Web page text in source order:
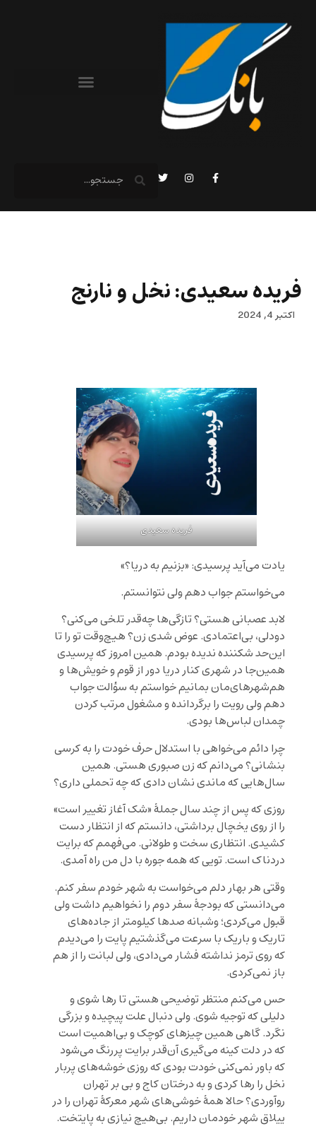
فریده سعیدی: نخل‌ و نارنج
اکتبر 4, 2024
فریده سعیدی
یادت می‌آید پرسیدی: «بزنیم به دریا؟»
می‌خواستم جواب دهم ولی نتوانستم.
لابد عصبانی هستی؟ تازگی‌ها چه‌قدر تلخی می‌کنی؟
دودلی، بی‌اعتمادی. عوض شدی زن؟ هیچ‌وقت تو را تا
این‌حد شکننده ندیده بودم. همین امروز که پرسیدی
همین‌جا در شهری کنار دریا دور از قوم و خویش‌ها و
هم‌شهرهای‌مان بمانیم خواستم به سؤالت جواب
دهم ولی رویت را برگردانده و مشغول مرتب کردن
چمدان لباس‌ها بودی.
چرا دائم می‌خواهی با استدلال حرف خودت را به کرسی
بنشانی؟ می‌دانم که زن صبوری هستی. همین
سال‌هایی که ماندی نشان دادی که چه تحملی داری؟
روزی که پس از چند سال جملۀ «شک آغاز تغییر است»
را از روی یخچال برداشتی، دانستم که از انتظار دست
کشیدی. انتظاری سخت و طولانی. می‌فهمم که برایت
دردناک است. تویی که همه جوره با دل من راه آمدی.
وقتی هر بهار دلم می‌خواست به شهر خودم سفر کنم.
می‌دانستی که بودجۀ سفر دوم را نخواهیم داشت ولی
قبول می‌کردی؛ وشبانه صدها کیلومتر از جاده‌های
تاریک و باریک با سرعت می‌گذشتیم پایت را می‌دیدم
که روی ترمز نداشته‌ فشار می‌دادی، ولی لبانت را از هم
باز نمی‌کردی.
حس می‌کنم منتظر توضیحی هستی تا رها شوی و
دلیلی که توجیه شوی. ولی دنبال علت پیچیده و بزرگی
نگرد. گاهی همین چیزهای کوچک و بی‌اهمیت است
که در دلت کینه می‌گیری آن‌قدر برایت پررنگ می‌شود
که باور نمی‌کنی خودت بودی که روزی خوشه‌های پربار
نخل را رها کردی و به درختان کاج و بی بر تهران
رو‌آوردی؟ حالا همۀ خوشی‌های شهر معرکۀ تهران را در
ییلاق شهر خودمان داریم. بی‌هیچ نیازی به پایتخت.